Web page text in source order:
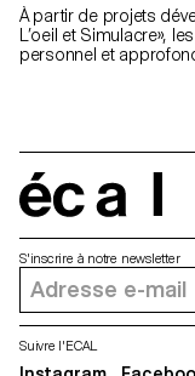
À partir de projets
L’oeil et Simulacre»,
personnel et
S'inscrire à notre newsletter
Suivre l'ECAL